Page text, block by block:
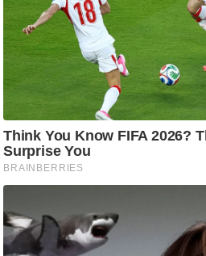
g
N
e
ला
इ
फ
ल